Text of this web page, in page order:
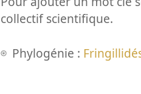
collectif scientifique.
Phylogénie :